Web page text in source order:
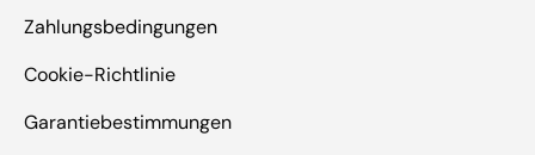
Zahlungsbedingungen
Cookie-Richtlinie
Garantiebestimmungen